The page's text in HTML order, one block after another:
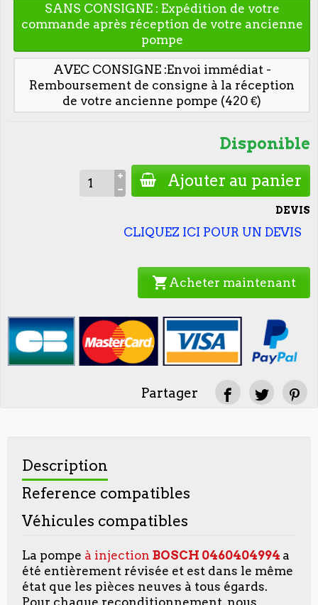
SANS CONSIGNE : Expédition de votre
commande après réception de votre ancienne
pompe
AVEC CONSIGNE :Envoi immédiat -
Remboursement de consigne à la réception
de votre ancienne pompe (420 €)
Disponible
Ajouter au panier
DEVIS
CLIQUEZ ICI POUR UN DEVIS
shopping_cart Acheter maintenant
Partager
Description
Reference compatibles
Véhicules compatibles
La pompe à injection BOSCH 0460404994 a
été entièrement révisée et est dans le même
état que les pièces neuves à tous égards.